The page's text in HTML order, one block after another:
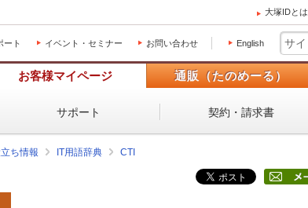
大塚IDとは
ート イベント・セミナー お問い合わせ English
お客様マイページ 通販（たのめーる）
サポート 契約・請求書
ち情報 IT用語辞典 CTI